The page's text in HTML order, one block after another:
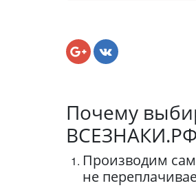
Почему
Производим
не